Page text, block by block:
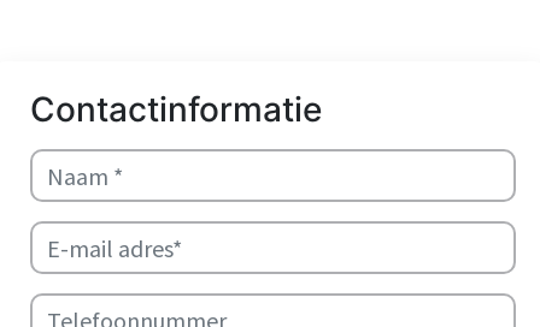
Contactinformatie